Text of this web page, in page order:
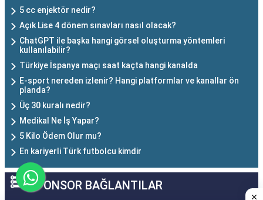
5 cc enjektör nedir?
Açık Lise 4 dönem sınavları nasıl olacak?
ChatGPT ile başka hangi görsel oluşturma yöntemleri
kullanılabilir?
Türkiye İspanya maçı saat kaçta hangi kanalda
E-sport nereden izlenir? Hangi platformlar ve kanallar ön
planda?
Üç 30 kuralı nedir?
Medikal Ne İş Yapar?
5 Kilo Ödem Olur mu?
En kariyerli Türk futbolcu kimdir
SPONSOR BAĞLANTILAR